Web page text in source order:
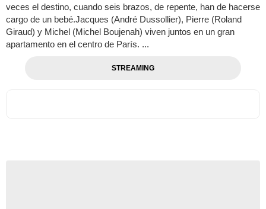
veces el destino, cuando seis brazos, de repente, han de hacerse
cargo de un bebé.Jacques (André Dussollier), Pierre (Roland
Giraud) y Michel (Michel Boujenah) viven juntos en un gran
apartamento en el centro de París. ...
STREAMING